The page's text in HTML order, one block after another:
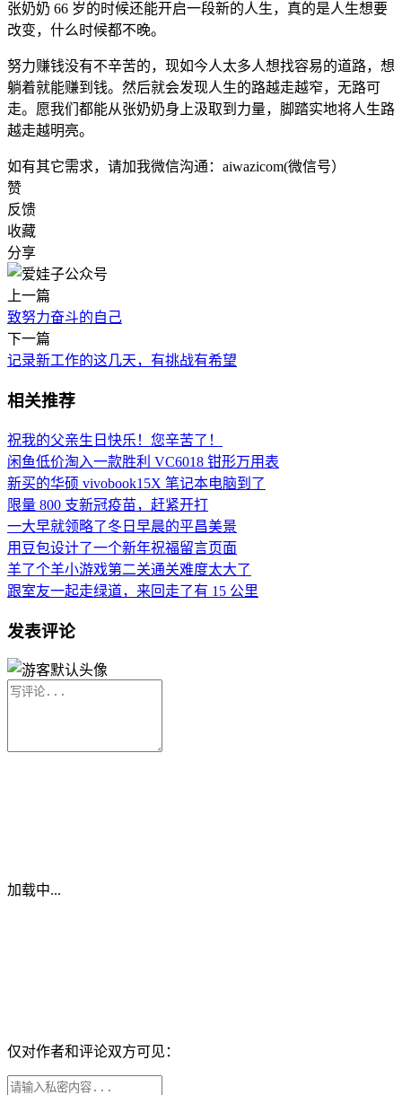
张奶奶 66 岁的时候还能开启一段新的人生，真的是人生想要
改变，什么时候都不晚。
努力赚钱没有不辛苦的，现如今人太多人想找容易的道路，想
躺着就能赚到钱。然后就会发现人生的路越走越窄，无路可
走。愿我们都能从张奶奶身上汲取到力量，脚踏实地将人生路
越走越明亮。
如有其它需求，请加我微信沟通：aiwazicom(微信号）
赞
反馈
收藏
分享
上一篇
致努力奋斗的自己
下一篇
记录新工作的这几天，有挑战有希望
相关推荐
祝我的父亲生日快乐！您辛苦了！
闲鱼低价淘入一款胜利 VC6018 钳形万用表
新买的华硕 vivobook15X 笔记本电脑到了
限量 800 支新冠疫苗，赶紧开打
一大早就领略了冬日早晨的平昌美景
用豆包设计了一个新年祝福留言页面
羊了个羊小游戏第二关通关难度太大了
跟室友一起走绿道，来回走了有 15 公里
发表评论
加载中...
仅对作者和评论双方可见：